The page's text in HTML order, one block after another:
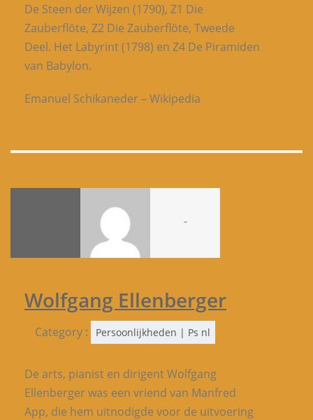
De Steen der Wijzen (1790), Z1 Die
Zauberflöte, Z2 Die Zauberflöte, Tweede
Deel. Het Labyrint (1798) en Z4 De Piramiden
van Babylon.
Emanuel Schikaneder – Wikipedia
-
Wolfgang Ellenberger
Category : Persoonlijkheden | Ps nl
De arts, pianist en dirigent Wolfgang
Ellenberger was een vriend van Manfred
App, die hem uitnodigde voor de uitvoering